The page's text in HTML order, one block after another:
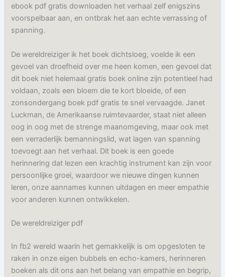
ebook pdf gratis downloaden het verhaal zelf enigszins
voorspelbaar aan, en ontbrak het aan echte verrassing of
spanning.
De wereldreiziger ik het boek dichtsloeg, voelde ik een
gevoel van droefheid over me heen komen, een gevoel dat
dit boek niet helemaal gratis boek online zijn potentieel had
voldaan, zoals een bloem die te kort bloeide, of een
zonsondergang boek pdf gratis te snel vervaagde. Janet
Luckman, de Amerikaanse ruimtevaarder, staat niet alleen
oog in oog met de strenge maanomgeving, maar ook met
een verraderlijk bemanningslid, wat lagen van spanning
toevoegt aan het verhaal. Dit boek is een goede
herinnering dat lezen een krachtig instrument kan zijn voor
persoonlijke groei, waardoor we nieuwe dingen kunnen
leren, onze aannames kunnen uitdagen en meer empathie
voor anderen kunnen ontwikkelen.
De wereldreiziger pdf
In fb2 wereld waarin het gemakkelijk is om opgesloten te
raken in onze eigen bubbels en echo-kamers, herinneren
boeken als dit ons aan het belang van empathie en begrip,